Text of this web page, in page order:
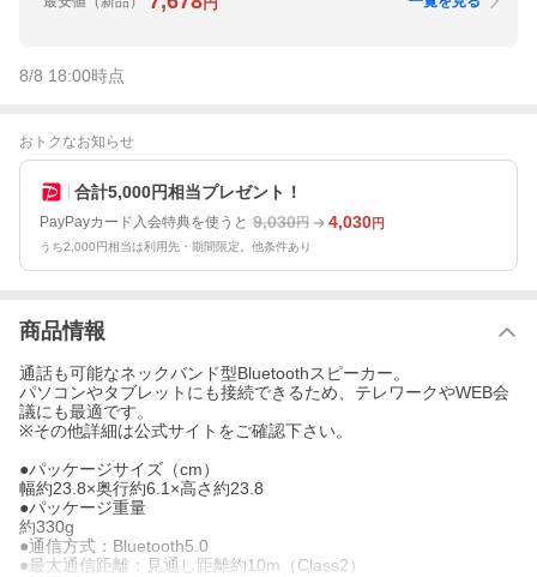
8/8 18:00時点
おトクなお知らせ
合計5,000円相当プレゼント！
PayPayカード入会特典を使うと 9,030円 4,030円
うち2,000円相当は利用先・期間限定。他条件あり
商品情報
通話も可能なネックバンド型Bluetoothスピーカー。
パソコンやタブレットにも接続できるため、テレワークやWEB会
議にも最適です。
※その他詳細は公式サイトをご確認下さい。
●パッケージサイズ（cm）
幅約23.8×奥行約6.1×高さ約23.8
●パッケージ重量
約330g
●通信方式：Bluetooth5.0
●最大通信距離：見通し距離約10m（Class2）